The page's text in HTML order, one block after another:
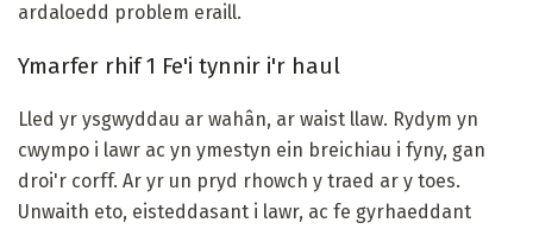
ardaloedd problem eraill.
Ymarfer rhif 1 Fe'i tynnir i'r haul
Lled yr ysgwyddau ar wahân, ar waist llaw. Rydym yn
cwympo i lawr ac yn ymestyn ein breichiau i fyny, gan
droi'r corff. Ar yr un pryd rhowch y traed ar y toes.
Unwaith eto, eisteddasant i lawr, ac fe gyrhaeddant